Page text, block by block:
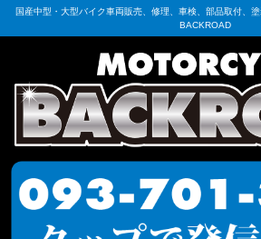
国産中型・大型バイク車両販売、修理、車検、部品取付、
BACKROAD